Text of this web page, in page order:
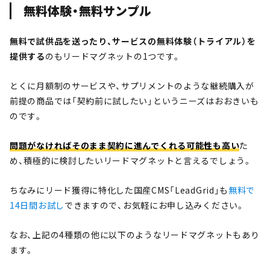
無料体験・無料サンプル
無料で試供品を送ったり、サービスの無料体験（トライアル）を
提供するのもリードマグネットの1つです。
とくに月額制のサービスや、サプリメントのような継続購入が
前提の商品では「契約前に試したい」というニーズはおおきいも
のです。
問題がなければそのまま契約に進んでくれる可能性も高いた
め、積極的に検討したいリードマグネットと言えるでしょう。
ちなみにリード獲得に特化した国産CMS「LeadGrid」も 無料で
14日間お試し できますので、お気軽にお申し込みください。
なお、上記の4種類の他に以下のようなリードマグネットもあり
ます。